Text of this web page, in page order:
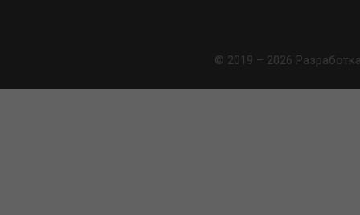
© 2019 – 2026